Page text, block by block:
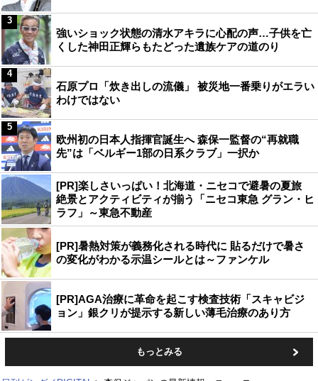
強いショック状態の清水アキラに心配の声…子供を亡
くした神田正輝らもたどった遺族ケアの道のり
3
石原プロ「炊き出しの流儀」 被災地一番乗りがエラい
わけではない
4
欧州初の日本人指揮官誕生へ 森保一監督の“再就職
先”は「ベルギー1部の日系クラブ」一択か
5
[PR]楽しさいっぱい！北海道・ニセコで避暑の夏旅
絶景とアクティビティが揃う「ニセコ東急 グラン・ヒ
ラフ」～東急不動産
[PR]暑熱対策が義務化される時代に 貼るだけで暑さ
の変化がわかる示温シールとは～ファンケル
[PR]AGA治療に革命を起こす検査技術「スキャビジ
ョン」銀クリが提示する新しい薄毛治療のあり方
もっとみる